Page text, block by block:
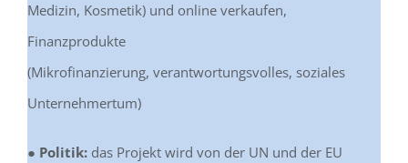
Medizin, Kosmetik) und online verkaufen,
Finanzprodukte
(Mikrofinanzierung, verantwortungsvolles, soziales
Unternehmertum)
● Politik: das Projekt wird von der UN und der EU